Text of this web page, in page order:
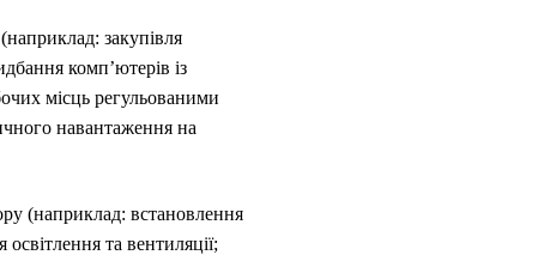
закупівля
комп’ютерів із
місць регульованими
навантаження на
(наприклад: встановлення
та вентиляції;